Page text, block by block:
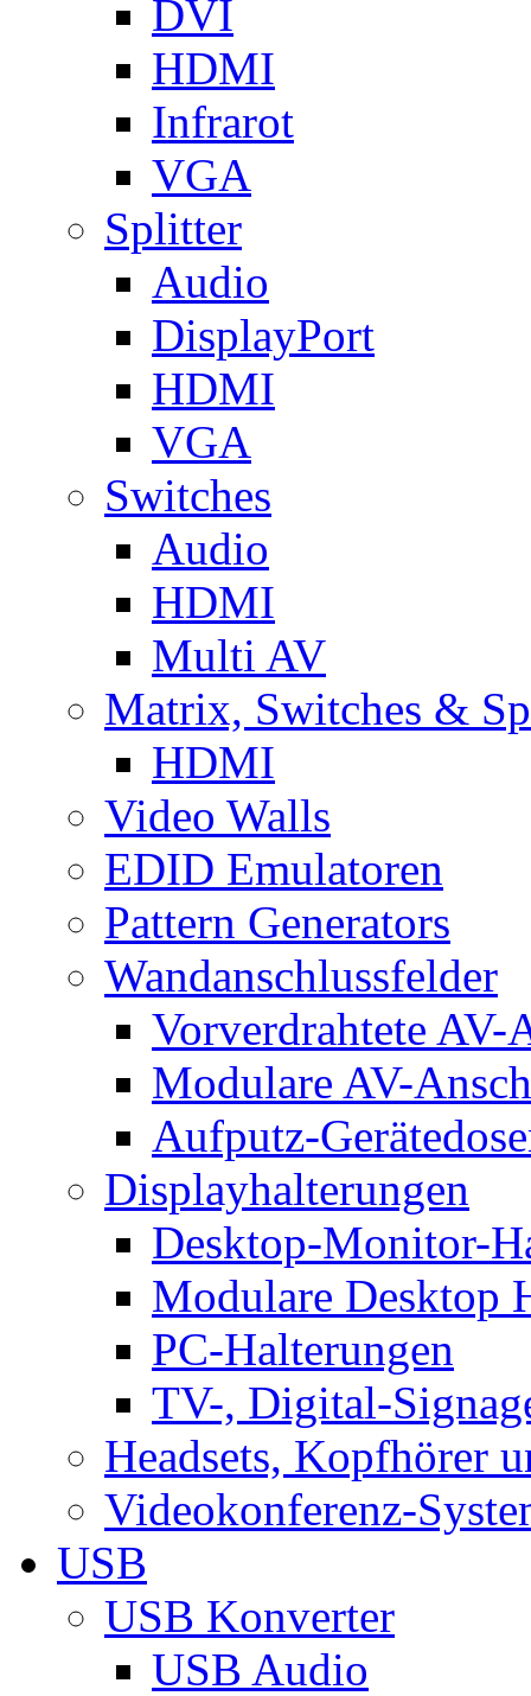
DVI
HDMI
Infrarot
VGA
Splitter
Audio
DisplayPort
HDMI
VGA
Switches
Audio
HDMI
Multi AV
Matrix, Switches &
HDMI
Video Walls
EDID Emulatoren
Pattern Generators
Wandanschlussfelder
Vorverdrahtete AV-
Modulare AV-
Aufputz-
Displayhalterungen
Desktop-Monitor-
Modulare Desktop
PC-Halterungen
TV-, Digital-
Headsets, Kopfhörer
Videokonferenz-
USB
USB Konverter
USB Audio